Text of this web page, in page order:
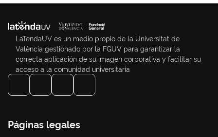
LaTendaUV es un medio propio de la Universitat de
València gestionado por la FGUV para garantizar la
correcta aplicación de su imagen corporativa y facilitar su
acceso a la comunidad universitaria
Páginas legales